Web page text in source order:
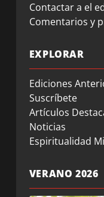
Contactar a el
Comentarios y
EXPLORAR
Ediciones
Suscríbete
Artículos
Noticias
Espiritualidad
VERANO 2026